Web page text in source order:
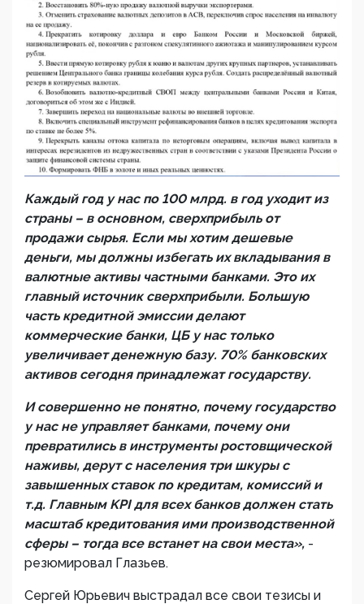
Каждый год у нас по 100 млрд. в год уходит из
страны – в основном, сверхприбыль от
продажи сырья. Если мы хотим дешевые
деньги, мы должны избегать их вкладывания в
валютные активы частными банками. Это их
главный источник сверхприбыли. Большую
часть кредитной эмиссии делают
коммерческие банки, ЦБ у нас только
увеличивает денежную базу. 70% банковских
активов сегодня принадлежат государству.
И совершенно не понятно, почему государство
у нас не управляет банками, почему они
превратились в инструменты ростовщической
наживы, дерут с населения три шкуры с
завышенных ставок по кредитам, комиссий и
т.д. Главным KPIдля всех банков должен стать
масштаб кредитования ими производственной
сферы – тогда все встанет на свои места», -
резюмировал Глазьев.
Сергей Юрьевич выстрадал все свои тезисы и